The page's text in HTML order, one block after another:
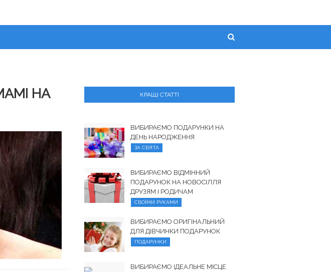
НА
КРАЩІ СТАТТІ
ВИБИРАЄМО ПОДАРУНКИ НА
ДЕНЬ НАРОДЖЕННЯ
ЗА СВЯТА
ВИБИРАЄМО ВІДМІННИЙ
ПОДАРУНОК НА НОВОСІЛЛЯ
ДРУЗЯМ І РОДИЧАМ
СВОЇМИ РУКАМИ
ВИБИРАЄМО ОРИГІНАЛЬНИЙ
ДЛЯ ДІВЧИНКИ ПОДАРУНОК
ПОДАРУНКИ
ВИБИРАЄМО ІДЕАЛЬНЕ МІСЦЕ